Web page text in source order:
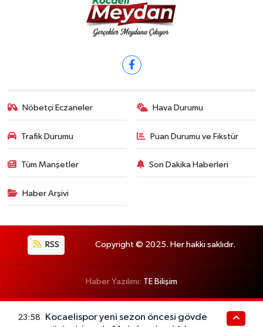
Nöbetçi Eczaneler Hava Durumu
Trafik Durumu Puan Durumu ve Fikstür
Tüm Manşetler Son Dakika Haberleri
Haber Arşivi
RSS Copyright © 2025. Her hakkı saklıdır.
Haber Yazılımı: TE Bilişim
23:58
Kocaelispor yeni sezon öncesi gövde